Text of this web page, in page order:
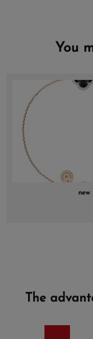
You
new
The